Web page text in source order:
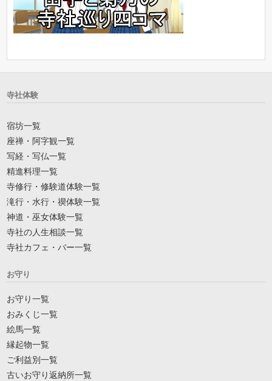
寺社体験
宿坊一覧
座禅・阿字観一覧
写経・写仏一覧
精進料理一覧
寺修行・修験道体験一覧
滝行・水行・禊体験一覧
神道・巫女体験一覧
寺社の人生相談一覧
寺社カフェ・バー一覧
お守り
お守り一覧
おみくじ一覧
絵馬一覧
縁起物一覧
ご利益別一覧
古いお守り返納所一覧